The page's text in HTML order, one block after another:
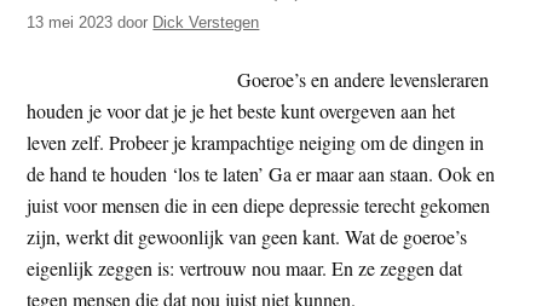
t
e
t
e
13 mei 2023 door Dick Verstegen
Goeroe’s en andere levensleraren
houden je voor dat je je het beste kunt overgeven aan het
leven zelf. Probeer je krampachtige neiging om de dingen in
de hand te houden ‘los te laten’ Ga er maar aan staan. Ook en
juist voor mensen die in een diepe depressie terecht gekomen
zijn, werkt dit gewoonlijk van geen kant. Wat de goeroe’s
eigenlijk zeggen is: vertrouw nou maar. En ze zeggen dat
tegen mensen die dat nou juist niet kunnen.